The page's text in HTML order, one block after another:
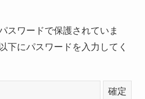
スワードで保護されていま
下にパスワードを入力してく